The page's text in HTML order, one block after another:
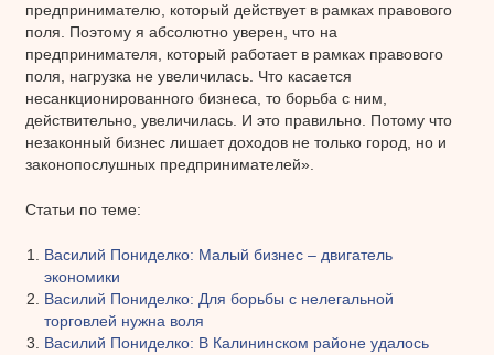
предпринимателю, который действует в рамках правового
поля. Поэтому я абсолютно уверен, что на
предпринимателя, который работает в рамках правового
поля, нагрузка не увеличилась. Что касается
несанкционированного бизнеса, то борьба с ним,
действительно, увеличилась. И это правильно. Потому что
незаконный бизнес лишает доходов не только город, но и
законопослушных предпринимателей».
Статьи по теме:
Василий Пониделко: Малый бизнес – двигатель
экономики
Василий Пониделко: Для борьбы с нелегальной
торговлей нужна воля
Василий Пониделко: В Калининском районе удалось